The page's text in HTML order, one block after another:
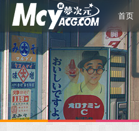
首页